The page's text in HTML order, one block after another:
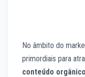
No âmbito do
primordiais para
conteúdo orgânico